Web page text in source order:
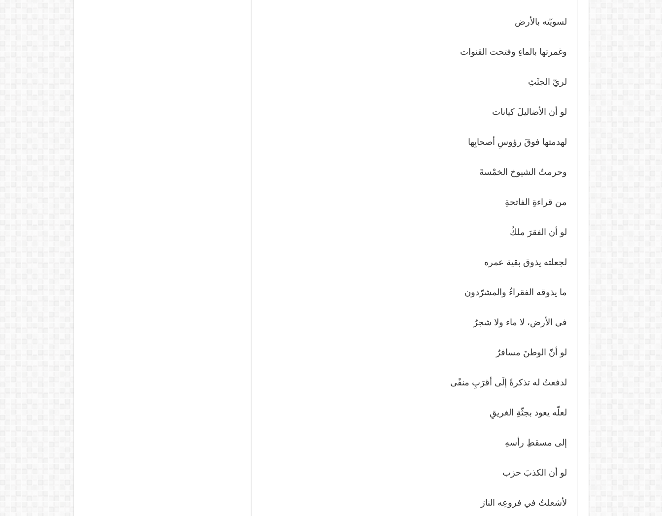
لسويّته بالأرض
وغمرتها بالماءِ وفتحت القنوات
لريّ الجثَثِ
لو أن الأضاليلَ كيانات
لهدمتها فوقَ رؤوسِ أصحابِها
وحرمتُ الشيوخ الخمْسةَ
من قراءةِ الفاتحةِ
لو أن الفقرَ ملكٌ
لجعلته يذوق بقية عمره
ما يذوقه الفقراءُ والمشرّدون
في الأرض، لا ماء ولا شجرُ
لو أنّ الوطنَ مسافرٌ
لدفعتُ له تذكرةً إلَى أقرَبِ منفًى
لعلّه يعود بجثّةِ الغريقِ
إلى مسقطِ رأسهِ
لو أن الكذبَ حزب
لأشعلتُ في فروعِه النارَ